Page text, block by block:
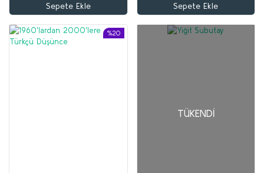
Sepete Ekle Sepete Ekle
%20
TÜKENDI